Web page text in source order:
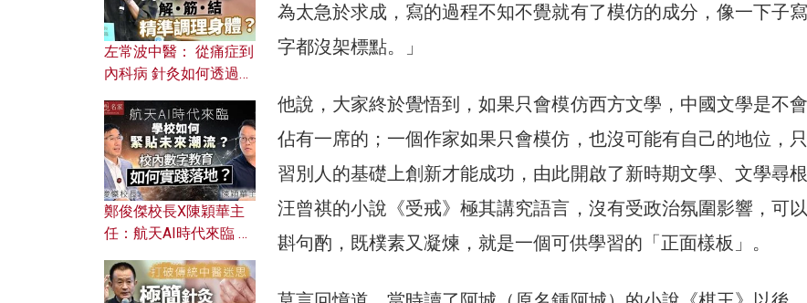
為太急於求成，寫的過程不知不覺就有了模仿的成分，像一下子
字都沒架標點。」
他說，大家終於覺悟到，如果只會模仿西方文學，中國文學是不
佔有一席的；一個作家如果只會模仿，也沒可能有自己的地位，
習別人的基礎上創新才能成功，由此開啟了新時期文學、文學尋根
汪曾祺的小說《受戒》極其講究語言，沒有受政治氛圍影響，可
斟句酌，既樸素又凝煉，就是一個可供學習的「正面樣板」。
左常波中醫： 從痛症到
內科病 針灸如何透過解
鄭俊傑校長X陳穎華主
任：航天AI時代來臨 學
校內數字教育如何實踐
落地？